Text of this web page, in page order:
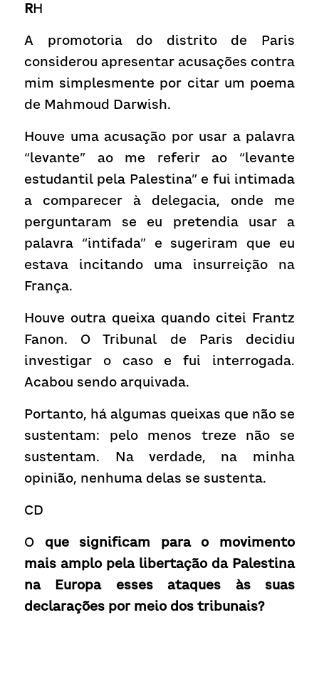
RH
A promotoria do distrito de Paris
considerou apresentar acusações contra
mim simplesmente por citar um poema
de Mahmoud Darwish.
Houve uma acusação por usar a palavra
“levante” ao me referir ao “levante
estudantil pela Palestina” e fui intimada
a comparecer à delegacia, onde me
perguntaram se eu pretendia usar a
palavra “intifada” e sugeriram que eu
estava incitando uma insurreição na
França.
Houve outra queixa quando citei Frantz
Fanon. O Tribunal de Paris decidiu
investigar o caso e fui interrogada.
Acabou sendo arquivada.
Portanto, há algumas queixas que não se
sustentam: pelo menos treze não se
sustentam. Na verdade, na minha
opinião, nenhuma delas se sustenta.
CD
O que significam para o movimento
mais amplo pela libertação da Palestina
na Europa esses ataques às suas
declarações por meio dos tribunais?